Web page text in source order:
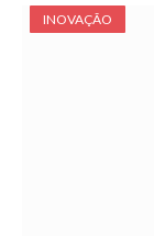
INOVAÇÃO